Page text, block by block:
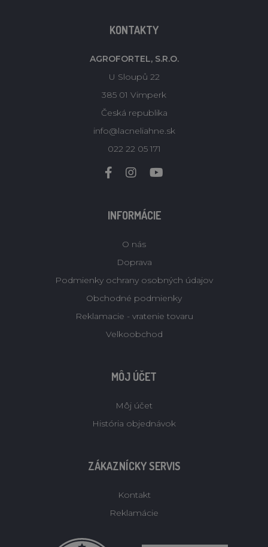
KONTAKTY
AGROFORTEL, S.R.O.
U Sloupů 22
385 01 Vimperk
Česká republika
info@lacneliahne.sk
022 22 05 171
INFORMÁCIE
O nás
Doprava
Podmienky ochrany osobných údajov
Obchodné podmienky
Reklamacie - vratenie tovaru
Velkoobchod
MÔJ ÚČET
Môj účet
História objednávok
ZÁKAZNÍCKY SERVIS
Kontakt
Reklamácie